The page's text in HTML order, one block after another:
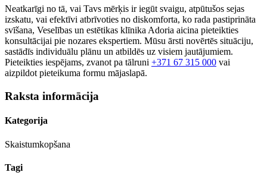
Neatkarīgi no tā, vai Tavs mērķis ir iegūt svaigu, atpūtušos sejas
izskatu, vai efektīvi atbrīvoties no diskomforta, ko rada pastiprināta
svīšana, Veselības un estētikas klīnika Adoria aicina pieteikties
konsultācijai pie nozares ekspertiem. Mūsu ārsti novērtēs situāciju,
sastādīs individuālu plānu un atbildēs uz visiem jautājumiem.
Pieteikties iespējams, zvanot pa tālruni +371 67 315 000 vai
aizpildot pieteikuma formu mājaslapā.
Raksta informācija
Kategorija
Skaistumkopšana
Tagi